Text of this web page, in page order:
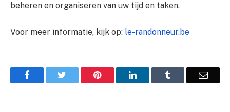
beheren en organiseren van uw tijd en taken.
Voor meer informatie, kijk op: le-randonneur.be
Facebook Pinterest LinkedIn Email